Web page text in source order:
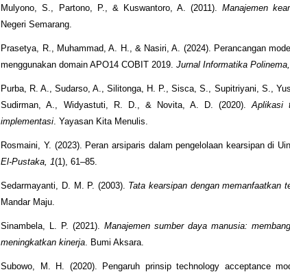
Mulyono, S., Partono, P., & Kuswantoro, A. (2011).Manajemen
Negeri Semarang.
Prasetya, R., Muhammad, A. H., & Nasiri, A. (2024). Perancangan
menggunakan domain APO14 COBIT 2019.Jurnal Informatika
Purba, R. A., Sudarso, A., Silitonga, H. P., Sisca, S., Supitriyani, S.,
Sudirman, A., Widyastuti, R. D., & Novita, A. D. (2020).Aplikasi
implementasi. Yayasan Kita Menulis.
Rosmaini, Y. (2023). Peran arsiparis dalam pengelolaan kearsipan di
El-Pustaka, 1(1), 61–85.
Sedarmayanti, D. M. P. (2003). Tata kearsipan dengan memanfaatkan
Mandar Maju.
Sinambela, L. P. (2021).Manajemen sumber daya manusia:
meningkatkan kinerja. Bumi Aksara.
Subowo, M. H. (2020). Pengaruh prinsip technology acceptance